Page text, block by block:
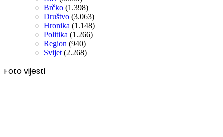
Brčko (1.398)
Društvo (3.063)
Hronika (1.148)
Politika (1.266)
Region (940)
Svijet (2.268)
Foto vijesti